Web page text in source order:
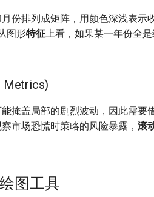
份排列成矩阵，用颜色深浅表示
图形特征上看，如果某一年份全
Metrics)
掩盖局部的剧烈波动，因此需要
市场恐慌时策略的风险暴露， 滚
图工具